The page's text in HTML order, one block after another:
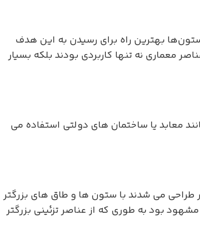
بهترین راه برای رسیدن به این هدف
معماری نه تنها کاربردی بودند بلکه بسیار
معابد یا ساختمان های دولتی استفاده می
می شدند با ستون ها و طاق های بزرگتر
بود به طوری که از عناصر تزئینی بزرگتر